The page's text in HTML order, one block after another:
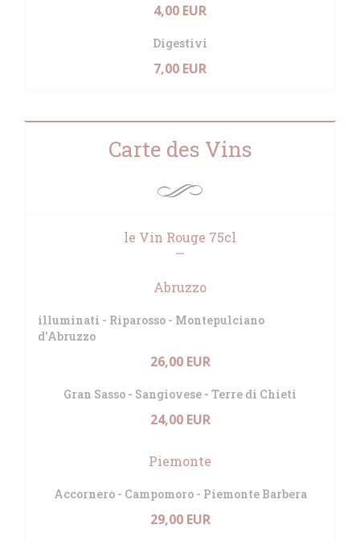
4,00 EUR
Digestivi
7,00 EUR
Carte des Vins
le Vin Rouge 75cl
Abruzzo
illuminati - Riparosso - Montepulciano
d'Abruzzo
26,00 EUR
Gran Sasso - Sangiovese - Terre di Chieti
24,00 EUR
Piemonte
Accornero - Campomoro - Piemonte Barbera
29,00 EUR